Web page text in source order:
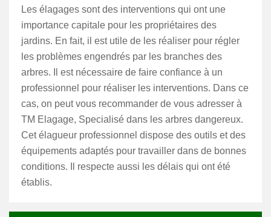
Les élagages sont des interventions qui ont une
importance capitale pour les propriétaires des
jardins. En fait, il est utile de les réaliser pour régler
les problèmes engendrés par les branches des
arbres. Il est nécessaire de faire confiance à un
professionnel pour réaliser les interventions. Dans ce
cas, on peut vous recommander de vous adresser à
TM Elagage, Specialisé dans les arbres dangereux.
Cet élagueur professionnel dispose des outils et des
équipements adaptés pour travailler dans de bonnes
conditions. Il respecte aussi les délais qui ont été
établis.